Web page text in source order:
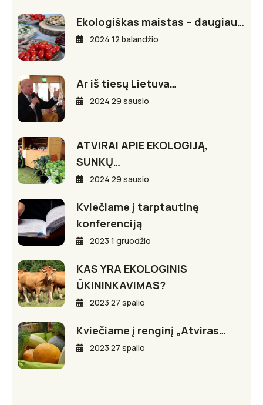
Ekologiškas maistas – daugiau…
2024 12 balandžio
Ar iš tiesų Lietuva…
2024 29 sausio
ATVIRAI APIE EKOLOGIJĄ,
SUNKŲ…
2024 29 sausio
Kviečiame į tarptautinę
konferenciją
2023 1 gruodžio
KAS YRA EKOLOGINIS
ŪKININKAVIMAS?
2023 27 spalio
Kviečiame į renginį „Atviras…
2023 27 spalio